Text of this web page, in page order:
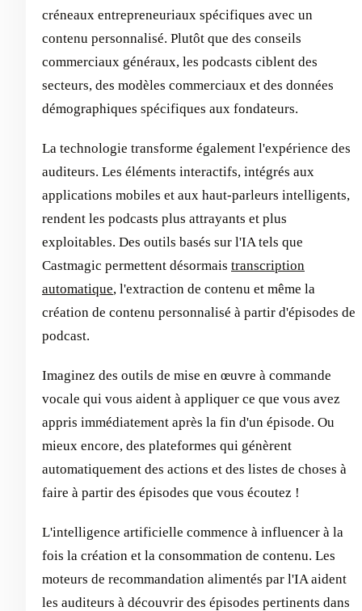
créneaux entrepreneuriaux spécifiques avec un
contenu personnalisé. Plutôt que des conseils
commerciaux généraux, les podcasts ciblent des
secteurs, des modèles commerciaux et des données
démographiques spécifiques aux fondateurs.
La technologie transforme également l'expérience des
auditeurs. Les éléments interactifs, intégrés aux
applications mobiles et aux haut-parleurs intelligents,
rendent les podcasts plus attrayants et plus
exploitables. Des outils basés sur l'IA tels que
Castmagic permettent désormais transcription
automatique, l'extraction de contenu et même la
création de contenu personnalisé à partir d'épisodes de
podcast.
Imaginez des outils de mise en œuvre à commande
vocale qui vous aident à appliquer ce que vous avez
appris immédiatement après la fin d'un épisode. Ou
mieux encore, des plateformes qui génèrent
automatiquement des actions et des listes de choses à
faire à partir des épisodes que vous écoutez !
L'intelligence artificielle commence à influencer à la
fois la création et la consommation de contenu. Les
moteurs de recommandation alimentés par l'IA aident
les auditeurs à découvrir des épisodes pertinents dans